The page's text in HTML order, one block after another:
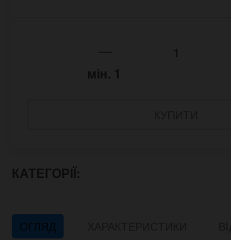
мін. 1
КАТЕГОРІЇ:
ОГЛЯД